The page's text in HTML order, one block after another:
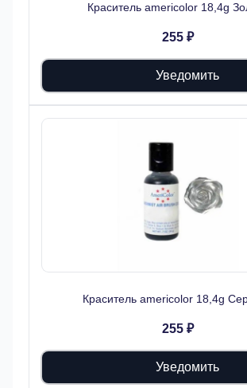
Краситель americolor 18,4g
255 ₽
Уведомить
Краситель americolor 18,4g
255 ₽
Уведомить